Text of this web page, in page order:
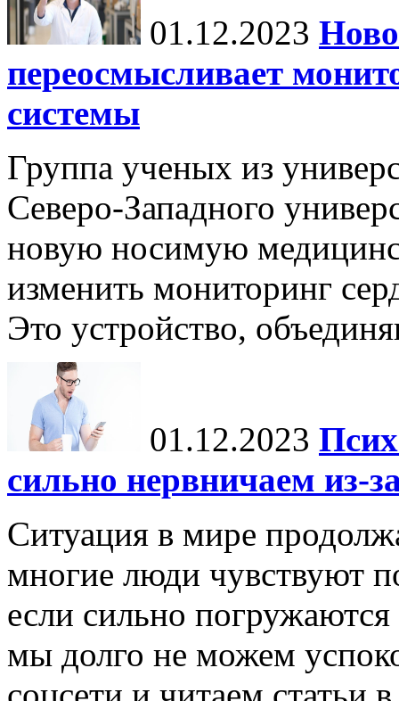
01.12.2023
переосмысливает
системы
Группа ученых из
Северо-Западного
новую носимую
изменить мониторинг
Это устройство,
01.12.2023
сильно нервничаем из-
Ситуация в мире
многие люди чувствуют
если сильно
мы долго не можем